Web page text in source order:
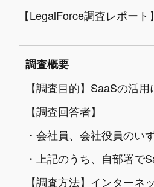
【LegalForce調査レポー
調査概要
【調査目的】SaaSの活
【調査回答者】
・会社員、会社役員のい
・上記のうち、自部署で
【調査方法】インターネ